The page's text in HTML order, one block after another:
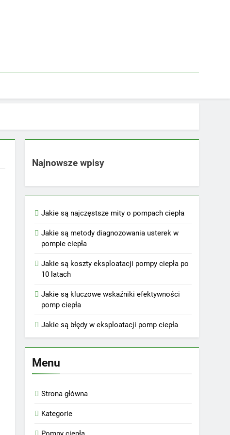
Najnowsze wpisy
Jakie są najczęstsze mity o pompach ciepła
Jakie są metody diagnozowania usterek w
pompie ciepła
Jakie są koszty eksploatacji pompy ciepła po
10 latach
Jakie są kluczowe wskaźniki efektywności
pomp ciepła
Jakie są błędy w eksploatacji pomp ciepła
Menu
Strona główna
Kategorie